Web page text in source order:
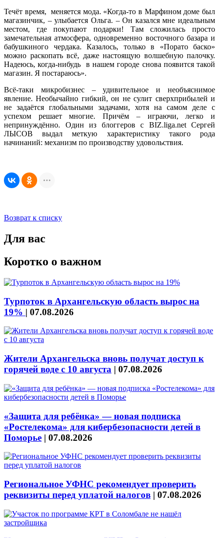
Течёт время, меняется мода. «Когда-то в Марфином доме был
магазинчик, – улыбается Ольга. – Он казался мне идеальным
местом, где покупают подарки! Там сложилась просто
замечательная атмосфера, одновременно восточного базара и
бабушкиного чердака. Казалось, только в «Порато баско»
можно раскопать всё, даже настоящую волшебную палочку.
Надеюсь, когда-нибудь в нашем городе снова появится такой
магазин. Я постараюсь».
Всё-таки микробизнес – удивительное и необъяснимое
явление. Необычайно гибкий, он не сулит сверхприбылей и
не задаётся глобальными задачами, хотя на самом деле с
успехом решает многие. Причём – играючи, легко и
непринуждённо. Один из блоггеров с BIZ.liga.net Сергей
ЛЫСОВ выдал меткую характеристику такого рода
начинаний: механизм по производству удовольствия.
Возврат к списку
Для вас
Коротко о важном
Турпоток в Архангельскую область вырос на
19% | 07.08.2026
Жители Архангельска вновь получат доступ к
горячей воде с 10 августа | 07.08.2026
«Защита для ребёнка» — новая подписка
«Ростелекома» для кибербезопасности детей в
Поморье | 07.08.2026
Региональное УФНС рекомендует проверить
реквизиты перед уплатой налогов | 07.08.2026